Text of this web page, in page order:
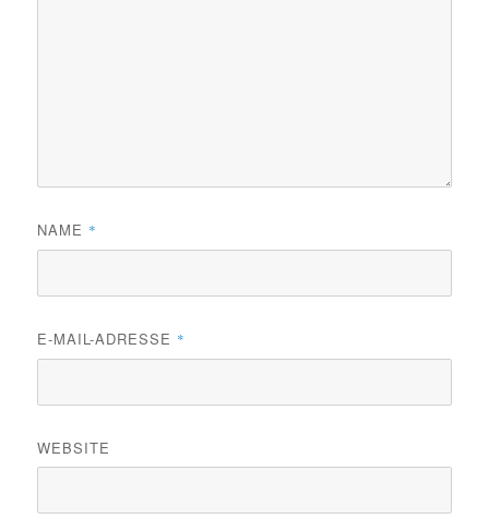
NAME *
E-MAIL-ADRESSE *
WEBSITE